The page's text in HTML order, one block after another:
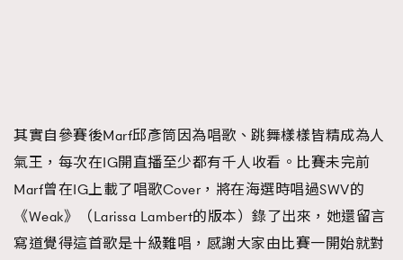
其實自參賽後Marf邱彥筒因為唱歌、跳舞樣樣皆精成為人
氣王，每次在IG開直播至少都有千人收看。比賽未完前
Marf曾在IG上載了唱歌Cover，將在海選時唱過SWV的
《Weak》（Larissa Lambert的版本）錄了出來，她還留言
寫道覺得這首歌是十級難唱，感謝大家由比賽一開始就對